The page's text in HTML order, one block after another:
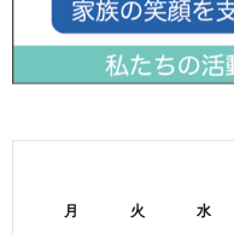
月 火 水